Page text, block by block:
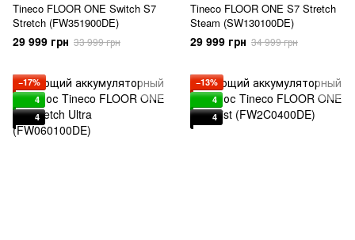
Tineco FLOOR ONE Switch S7
Stretch (FW351900DE)
29 999 грн 33 999 грн
Tineco FLOOR ONE S7 Stretch
Steam (SW130100DE)
29 999 грн 34 999 грн
−17%
4
4
−13%
4
4